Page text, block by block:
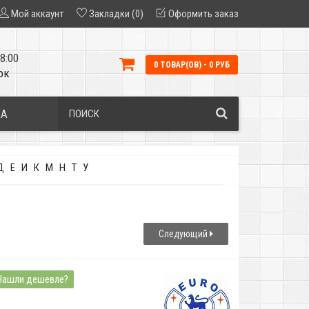
Мой аккаунт Закладки (0) Оформить заказ
0 ТОВАР(ОВ) - 0 РУБ
Е И К М Н Т У
Следующий
дешевле?